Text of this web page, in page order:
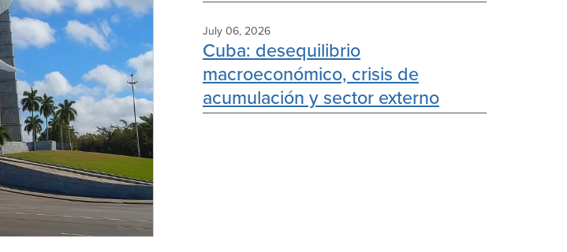
July 06, 2026
Cuba: desequilibrio
macroeconómico, crisis de
acumulación y sector externo